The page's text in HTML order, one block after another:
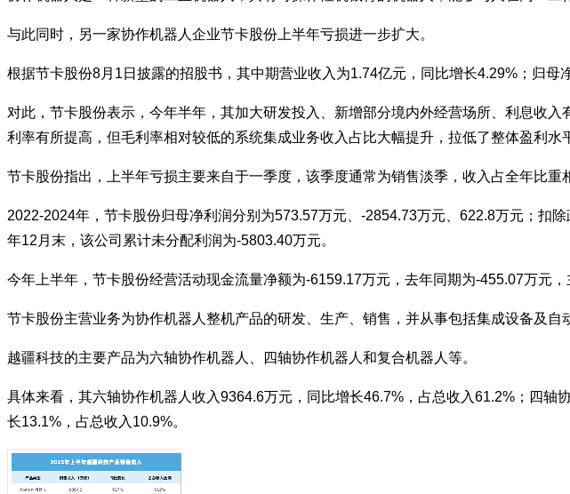
与此同时，另一家协作机器人企业节卡股份上半年亏损进一步扩大。
根据节卡股份8月1日披露的招股书，其中期营业收入为1.74亿元，同比增长4.29%；归
对此，节卡股份表示，今年半年，其加大研发投入、新增部分境内外经营场所、利息收
利率有所提高，但毛利率相对较低的系统集成业务收入占比大幅提升，拉低了整体盈利水
节卡股份指出，上半年亏损主要来自于一季度，该季度通常为销售淡季，收入占全年比重
2022-2024年，节卡股份归母净利润分别为573.57万元、-2854.73万元、622.8万元；扣
年12月末，该公司累计未分配利润为-5803.40万元。
今年上半年，节卡股份经营活动现金流量净额为-6159.17万元，去年同期为-455.07万元
节卡股份主营业务为协作机器人整机产品的研发、生产、销售，并从事包括集成设备及自
越疆科技的主要产品为六轴协作机器人、四轴协作机器人和复合机器人等。
具体来看，其六轴协作机器人收入9364.6万元，同比增长46.7%，占总收入61.2%；四
长13.1%，占总收入10.9%。